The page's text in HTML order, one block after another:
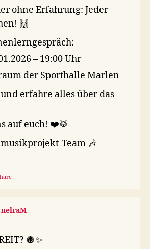
ohne Erfahrung: Jeder
🙌
– 19:00 Uhr
der Sporthalle Marlen
erfahre alles über das
auf euch! ❤️🥁
Team 🎶
🪩✨